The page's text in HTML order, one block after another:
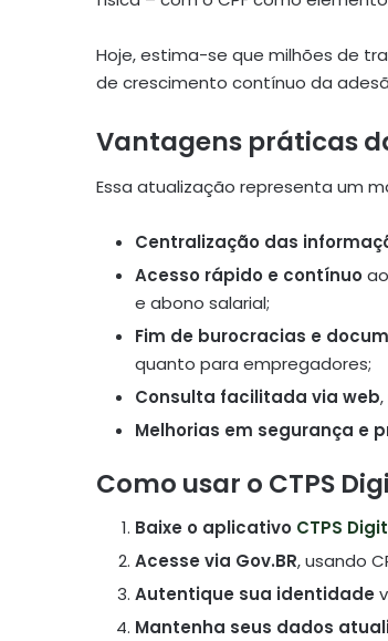
Hoje, estima-se que milhões de
de crescimento contínuo da
Vantagens práticas
Essa atualização representa um
Centralização das
Acesso rápido e contínuo
e abono salarial;
Fim de burocracias e
quanto para empregadores;
Consulta facilitada via web
Melhorias em segurança e
Como usar o CTPS
Baixe o aplicativo CTPS
Acesse via Gov.BR, usando
Autentique sua identidade
Mantenha seus dados